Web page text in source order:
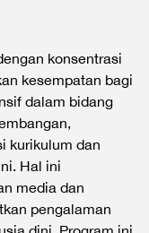
konsentrasi
kesempatan bagi
dalam bidang
kurikulum dan
Hal ini
media dan
pengalaman